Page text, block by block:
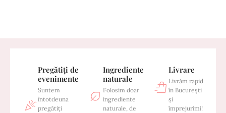
Pregătiți de
evenimente
Suntem
întotdeuna
pregătiți
Ingrediente
naturale
Folosim doar
ingrediente
naturale, de
Livrare
Livrăm rapid
în București
și
împrejurimi!